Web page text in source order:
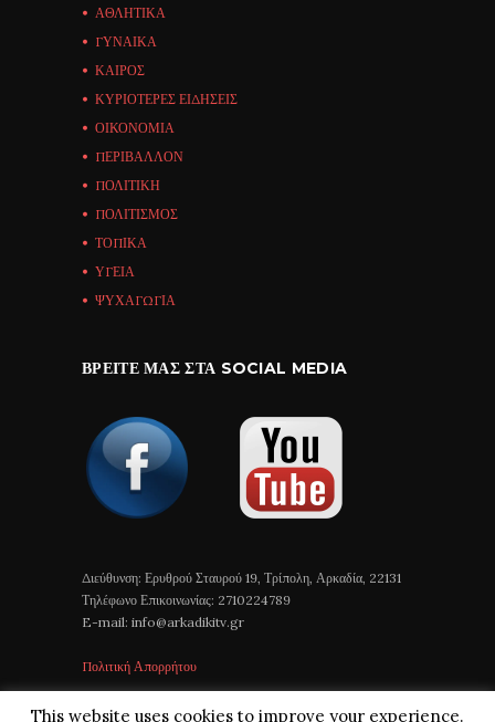
ΑΘΛΗΤΙΚΑ
ΓΥΝΑΙΚΑ
ΚΑΙΡΟΣ
ΚΥΡΙΟΤΕΡΕΣ ΕΙΔΗΣΕΙΣ
ΟΙΚΟΝΟΜΙΑ
ΠΕΡΙΒΑΛΛΟΝ
ΠΟΛΙΤΙΚΗ
ΠΟΛΙΤΙΣΜΟΣ
ΤΟΠΙΚΑ
ΥΓΕΙΑ
ΨΥΧΑΓΩΓΙΑ
ΒΡΕΊΤΕ ΜΑΣ ΣΤΑ SOCIAL MEDIA
Διεύθυνση: Ερυθρού Σταυρού 19, Τρίπολη, Αρκαδία, 22131
Τηλέφωνο Επικοινωνίας: 2710224789
E-mail: info@arkadikitv.gr
Πολιτική Απορρήτου
This website uses cookies to improve your experience.